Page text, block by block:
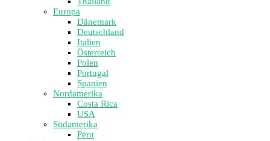
Europa
Dänemark
Deutschland
Italien
Österreich
Polen
Portugal
Spanien
Nordamerika
Costa Rica
USA
Südamerika
Peru